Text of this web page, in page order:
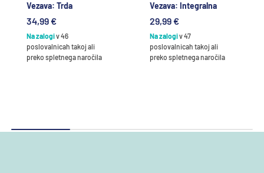
Vezava: Trda
34,99 €
Na zalogiv 46
poslovalnicah takoj ali
preko spletnega naročila
Vezava: Integralna
29,99 €
Na zalogiv 47
poslovalnicah takoj ali
preko spletnega naročila